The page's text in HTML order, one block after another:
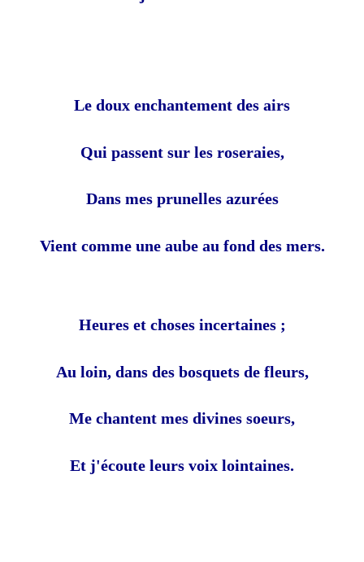
Le doux enchantement des airs
Qui passent sur les roseraies,
Dans mes prunelles azurées
Vient comme une aube au fond des mers.
Heures et choses incertaines ;
Au loin, dans des bosquets de fleurs,
Me chantent mes divines soeurs,
Et j'écoute leurs voix lointaines.